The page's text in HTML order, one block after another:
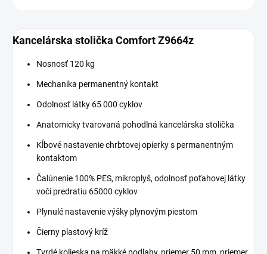
Kancelárska stolička Comfort Z9664z
Nosnosť 120 kg
Mechanika permanentný kontakt
Odolnosť látky 65 000 cyklov
Anatomicky tvarovaná pohodlná kancelárska stolička
Kĺbové nastavenie chrbtovej opierky s permanentným
kontaktom
Čalúnenie 100% PES, mikroplyš, odolnosť poťahovej látky
voči predratiu 65000 cyklov
Plynulé nastavenie výšky plynovým piestom
Čierny plastový kríž